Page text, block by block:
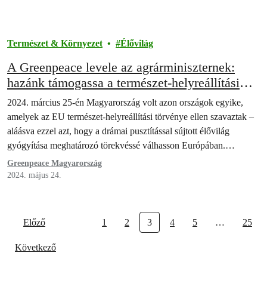
Természet & Környezet Élővilág
A Greenpeace levele az agrárminiszternek:
hazánk támogassa a természet-helyreállítási
törvényt
2024. március 25-én Magyarország volt azon országok egyike,
amelyek az EU természet-helyreállítási törvénye ellen szavaztak –
aláásva ezzel azt, hogy a drámai pusztítással sújtott élővilág
gyógyítása meghatározó törekvéssé válhasson Európában.…
Greenpeace Magyarország
2024. május 24.
Előző 1 2 3 4 5 … 25
Következő